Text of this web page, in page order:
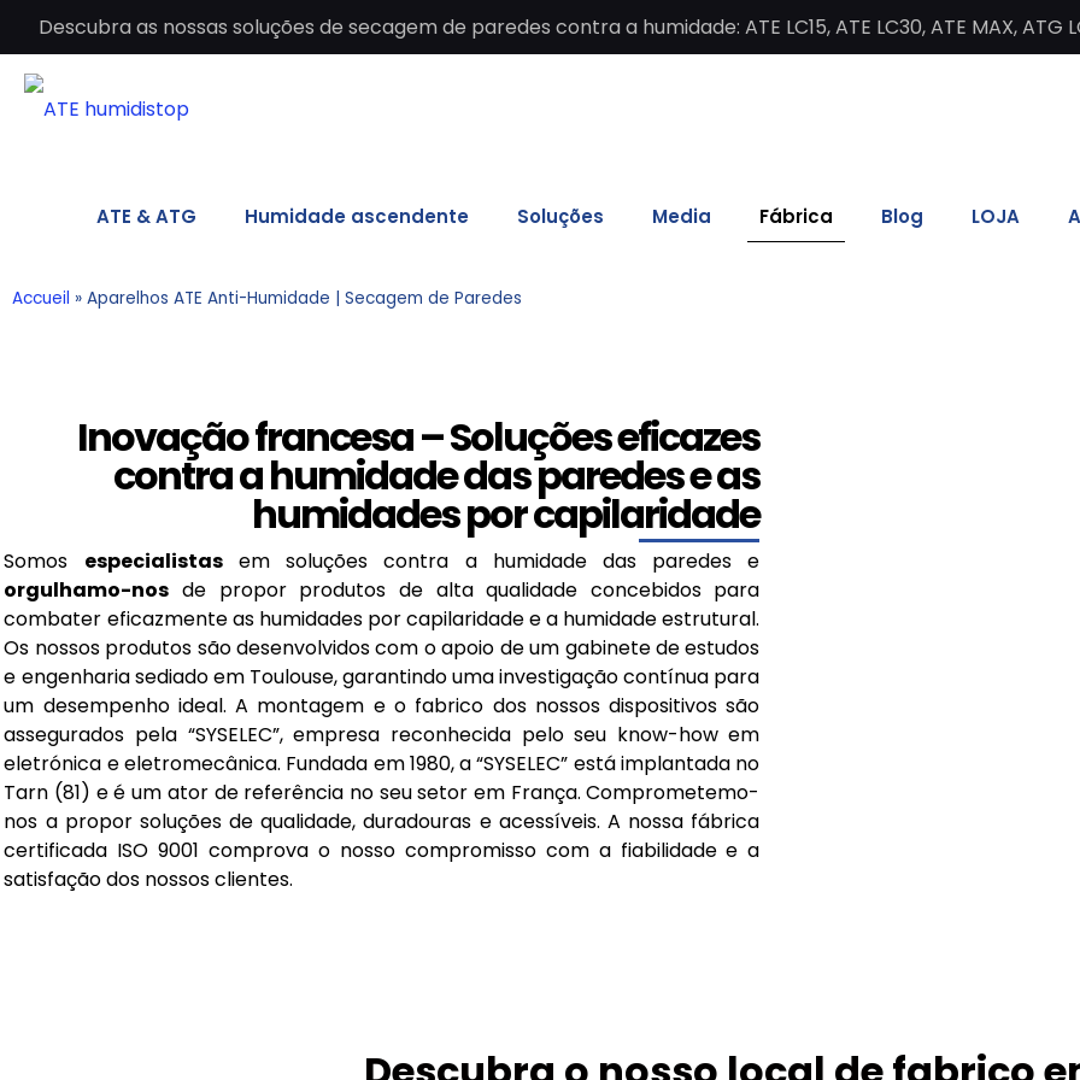
Descubra as nossas soluções de secagem de paredes contra a humidade: ATE LC15, ATE LC30, ATE MAX,
ATE & ATG Humidade ascendente Soluções Media Fábrica Blog LOJA
Accueil » Aparelhos ATE Anti-Humidade | Secagem de Paredes
Inovação francesa – Soluções eficazes
contra a humidade das paredes e as
humidades por capilaridade
Somos especialistasem soluções contra a humidade das paredes e
orgulhamo-nos de propor produtos de alta qualidade concebidos para
combater eficazmente as humidades por capilaridade e a humidade estrutural.
Os nossos produtos são desenvolvidos com o apoio de um gabinete de estudos
e engenharia sediado em Toulouse, garantindo uma investigação contínua para
um desempenho ideal. A montagem e o fabrico dos nossos dispositivos são
assegurados pela “SYSELEC”, empresa reconhecida pelo seu know-how em
eletrónica e eletromecânica. Fundada em 1980, a “SYSELEC” está implantada no
Tarn (81) e é um ator de referência no seu setor em França. Comprometemo-
nos a propor soluções de qualidade, duradouras e acessíveis. A nossa fábrica
certificada ISO 9001 comprova o nosso compromisso com a fiabilidade e a
satisfação dos nossos clientes.